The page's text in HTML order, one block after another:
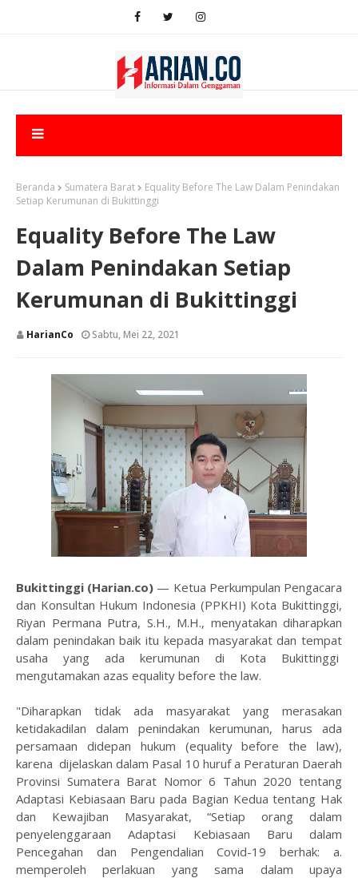
Beranda Sumatera Barat
Equality Before The Law Dalam Penindakan
Setiap Kerumunan di Bukittinggi
Equality Before The Law
Dalam Penindakan Setiap
Kerumunan di Bukittinggi
HarianCo Sabtu, Mei 22, 2021
Bukittinggi (Harian.co) — Ketua Perkumpulan Pengacara
dan Konsultan Hukum Indonesia (PPKHI) Kota Bukittinggi,
Riyan Permana Putra, S.H., M.H., menyatakan diharapkan
dalam penindakan baik itu kepada masyarakat dan tempat
usaha yang ada kerumunan di Kota Bukittinggi
mengutamakan azas equality before the law.
"Diharapkan tidak ada masyarakat yang merasakan
ketidakadilan dalam penindakan kerumunan, harus ada
persamaan didepan hukum (equality before the law),
karena dijelaskan dalam Pasal 10 huruf a Peraturan Daerah
Provinsi Sumatera Barat Nomor 6 Tahun 2020 tentang
Adaptasi Kebiasaan Baru pada Bagian Kedua tentang Hak
dan Kewajiban Masyarakat, “Setiap orang dalam
penyelenggaraan Adaptasi Kebiasaan Baru dalam
Pencegahan dan Pengendalian Covid-19 berhak: a.
memperoleh perlakuan yang sama dalam upaya